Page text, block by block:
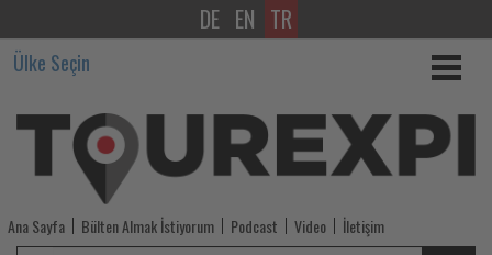
Emirates,
2025
Yazı
İçin
En
DE EN TR
Ülke Seçin
Ana Sayfa Bülten Almak İstiyorum Podcast Video İletişim